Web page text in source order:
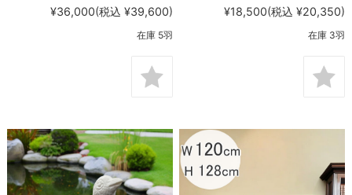
¥36,000(税込 ¥39,600)
在庫 5羽
¥18,500(税込 ¥20,350)
在庫 3羽